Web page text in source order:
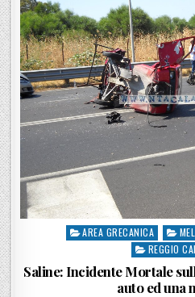
Posted in
AREA GRECANICA
REGGIO
Saline: Incidente Mortale
auto ed una